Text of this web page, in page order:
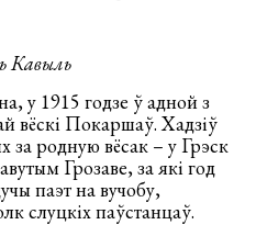
Кавыль
у 1915 годзе ў адной з
вёскі Покаршаў. Хадзіў
за родную вёсак – у Грэск
Грозаве, за які год
паэт на вучобу,
слуцкіх паўстанцаў.